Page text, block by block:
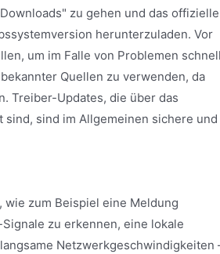
zu gehen und das offizielle
herunterzuladen. Vor
um im Falle von Problemen schnell
Quellen zu verwenden, da
Treiber-Updates, die über das
sind im Allgemeinen sichere und
zum Beispiel eine Meldung
zu erkennen, eine lokale
Netzwerkgeschwindigkeiten